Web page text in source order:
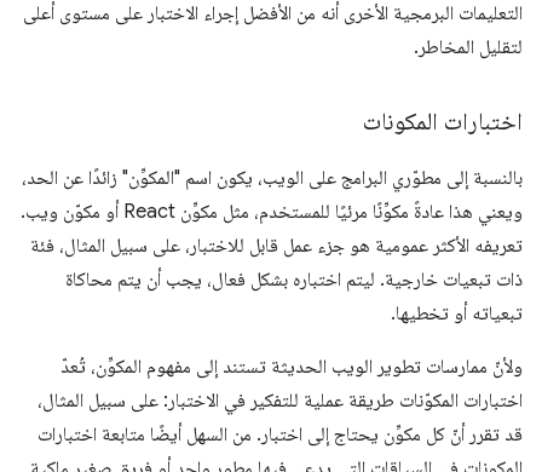
التعليمات البرمجية الأخرى أنه من الأفضل إجراء الاختبار على مستوى أعلى
لتقليل المخاطر.
اختبارات المكونات
بالنسبة إلى مطوّري البرامج على الويب، يكون اسم "المكوِّن" زائدًا عن الحد،
ويعني هذا عادةً مكوِّنًا مرئيًا للمستخدم، مثل مكوِّن React أو مكوّن ويب.
تعريفه الأكثر عمومية هو جزء عمل قابل للاختبار، على سبيل المثال، فئة
ذات تبعيات خارجية. ليتم اختباره بشكل فعال، يجب أن يتم محاكاة
تبعياته أو تخطيها.
ولأنّ ممارسات تطوير الويب الحديثة تستند إلى مفهوم المكوِّن، تُعدّ
اختبارات المكوّنات طريقة عملية للتفكير في الاختبار: على سبيل المثال،
قد تقرر أنّ كل مكوِّن يحتاج إلى اختبار. من السهل أيضًا متابعة اختبارات